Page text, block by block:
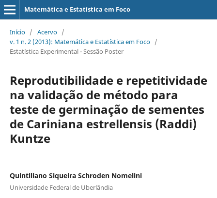
Matemática e Estatística em Foco
Início / Acervo /
v. 1 n. 2 (2013): Matemática e Estatística em Foco /
Estatística Experimental - Sessão Poster
Reprodutibilidade e repetitividade
na validação de método para
teste de germinação de sementes
de Cariniana estrellensis (Raddi)
Kuntze
Quintiliano Siqueira Schroden Nomelini
Universidade Federal de Uberlândia